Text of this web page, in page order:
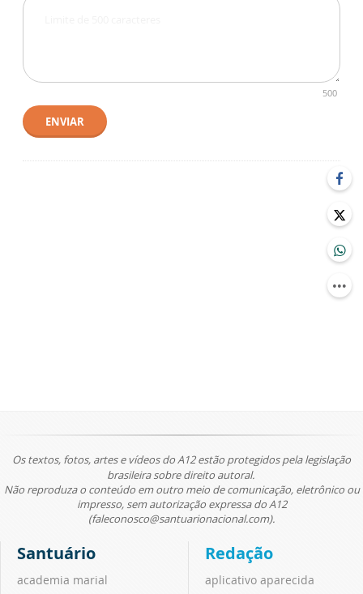
500
ENVIAR
Os textos, fotos, artes e vídeos do A12 estão protegidos pela legislação
brasileira sobre direito autoral.
Não reproduza o conteúdo em outro meio de comunicação, eletrônico ou
impresso, sem autorização expressa do A12
(faleconosco@santuarionacional.com).
Santuário
academia marial
Redação
aplicativo aparecida